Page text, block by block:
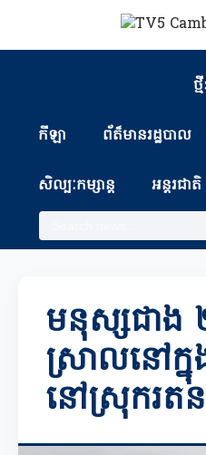
ថ្
កីឡា ព័ត៏មានរដ្ឋបាល
សិល្បៈកម្សាន្ត អន្តរជាតិ
មនុស្សជាង
ស្រាលនៅក្នុ
នៅស្រុករត